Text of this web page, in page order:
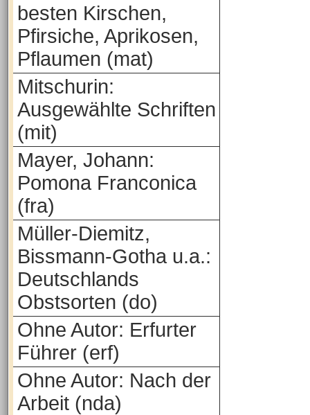
besten Kirschen,
Pfirsiche, Aprikosen,
Pflaumen (mat)
Mitschurin:
Ausgewählte Schriften
(mit)
Mayer, Johann:
Pomona Franconica
(fra)
Müller-Diemitz,
Bissmann-Gotha u.a.:
Deutschlands
Obstsorten (do)
Ohne Autor: Erfurter
Führer (erf)
Ohne Autor: Nach der
Arbeit (nda)